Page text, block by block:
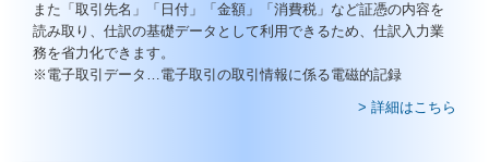
また「取引先名」「日付」「金額」「消費税」など証憑の内容を
読み取り、仕訳の基礎データとして利用できるため、仕訳入力業
務を省力化できます。
※電子取引データ…電子取引の取引情報に係る電磁的記録
> 詳細はこちら